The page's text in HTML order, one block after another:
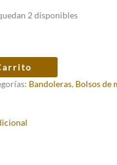
2 disponibles
Bandoleras, Bolsos de